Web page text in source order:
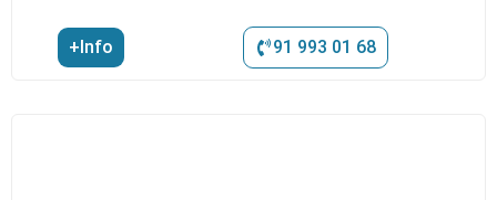
+Info 91 993 01 68